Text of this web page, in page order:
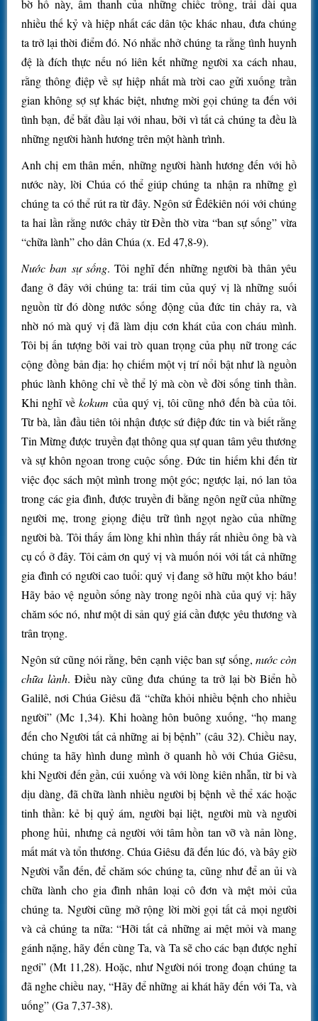
bờ hồ này, âm thanh của những chiếc trống, trải dài qua
nhiều thế kỷ và hiệp nhất các dân tộc khác nhau, đưa chúng
ta trở lại thời điểm đó. Nó nhắc nhở chúng ta rằng tình huynh
đệ là đích thực nếu nó liên kết những người xa cách nhau,
rằng thông điệp về sự hiệp nhất mà trời cao gửi xuống trần
gian không sợ sự khác biệt, nhưng mời gọi chúng ta đến với
tình bạn, để bắt đầu lại với nhau, bởi vì tất cả chúng ta đều là
những người hành hương trên một hành trình.
Anh chị em thân mến, những người hành hương đến với hồ
nước này, lời Chúa có thể giúp chúng ta nhận ra những gì
chúng ta có thể rút ra từ đây. Ngôn sứ Êdêkiên nói với chúng
ta hai lần rằng nước chảy từ Đền thờ vừa “ban sự sống” vừa
“chữa lành” cho dân Chúa (x. Ed 47,8-9).
Nước ban sự sống. Tôi nghĩ đến những người bà thân yêu
đang ở đây với chúng ta: trái tim của quý vị là những suối
nguồn từ đó dòng nước sống động của đức tin chảy ra, và
nhờ nó mà quý vị đã làm dịu cơn khát của con cháu mình.
Tôi bị ấn tượng bởi vai trò quan trọng của phụ nữ trong các
cộng đồng bản địa: họ chiếm một vị trí nổi bật như là nguồn
phúc lành không chỉ về thể lý mà còn về đời sống tinh thần.
Khi nghĩ vềkokum của quý vị, tôi cũng nhớ đến bà của tôi.
Từ bà, lần đầu tiên tôi nhận được sứ điệp đức tin và biết rằng
Tin Mừng được truyền đạt thông qua sự quan tâm yêu thương
và sự khôn ngoan trong cuộc sống. Đức tin hiếm khi đến từ
việc đọc sách một mình trong một góc; ngược lại, nó lan tỏa
trong các gia đình, được truyền đi bằng ngôn ngữ của những
người mẹ, trong giọng điệu trữ tình ngọt ngào của những
người bà. Tôi thấy ấm lòng khi nhìn thấy rất nhiều ông bà và
cụ cố ở đây. Tôi cảm ơn quý vị và muốn nói với tất cả những
gia đình có người cao tuổi: quý vị đang sở hữu một kho báu!
Hãy bảo vệ nguồn sống này trong ngôi nhà của quý vị: hãy
chăm sóc nó, như một di sản quý giá cần được yêu thương và
trân trọng.
Ngôn sứ cũng nói rằng, bên cạnh việc ban sự sống, nước còn
chữa lành. Điều này cũng đưa chúng ta trở lại bờ Biển hồ
Galilê, nơi Chúa Giêsu đã “chữa khỏi nhiều bệnh cho nhiều
người” (Mc 1,34). Khi hoàng hôn buông xuống, “họ mang
đến cho Người tất cả những ai bị bệnh” (câu 32). Chiều nay,
chúng ta hãy hình dung mình ở quanh hồ với Chúa Giêsu,
khi Người đến gần, cúi xuống và với lòng kiên nhẫn, từ bi và
dịu dàng, đã chữa lành nhiều người bị bệnh về thể xác hoặc
tinh thần: kẻ bị quỷ ám, người bại liệt, người mù và người
phong hủi, nhưng cả người với tâm hồn tan vỡ và nản lòng,
mất mát và tổn thương. Chúa Giêsu đã đến lúc đó, và bây giờ
Người vẫn đến, để chăm sóc chúng ta, cũng như để an ủi và
chữa lành cho gia đình nhân loại cô đơn và mệt mỏi của
chúng ta. Người cũng mở rộng lời mời gọi tất cả mọi người
và cả chúng ta nữa: “Hỡi tất cả những ai mệt mỏi và mang
gánh nặng, hãy đến cùng Ta, và Ta sẽ cho các bạn được nghỉ
ngơi” (Mt 11,28). Hoặc, như Người nói trong đoạn chúng ta
đã nghe chiều nay, “Hãy để những ai khát hãy đến với Ta, và
uống” (Ga 7,37-38).